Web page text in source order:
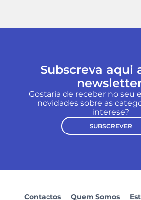
Subscreva aqui
Gostaria de receber no seu
novidades sobre as
interese?
SUBSCREVER
Contactos Quem Somos